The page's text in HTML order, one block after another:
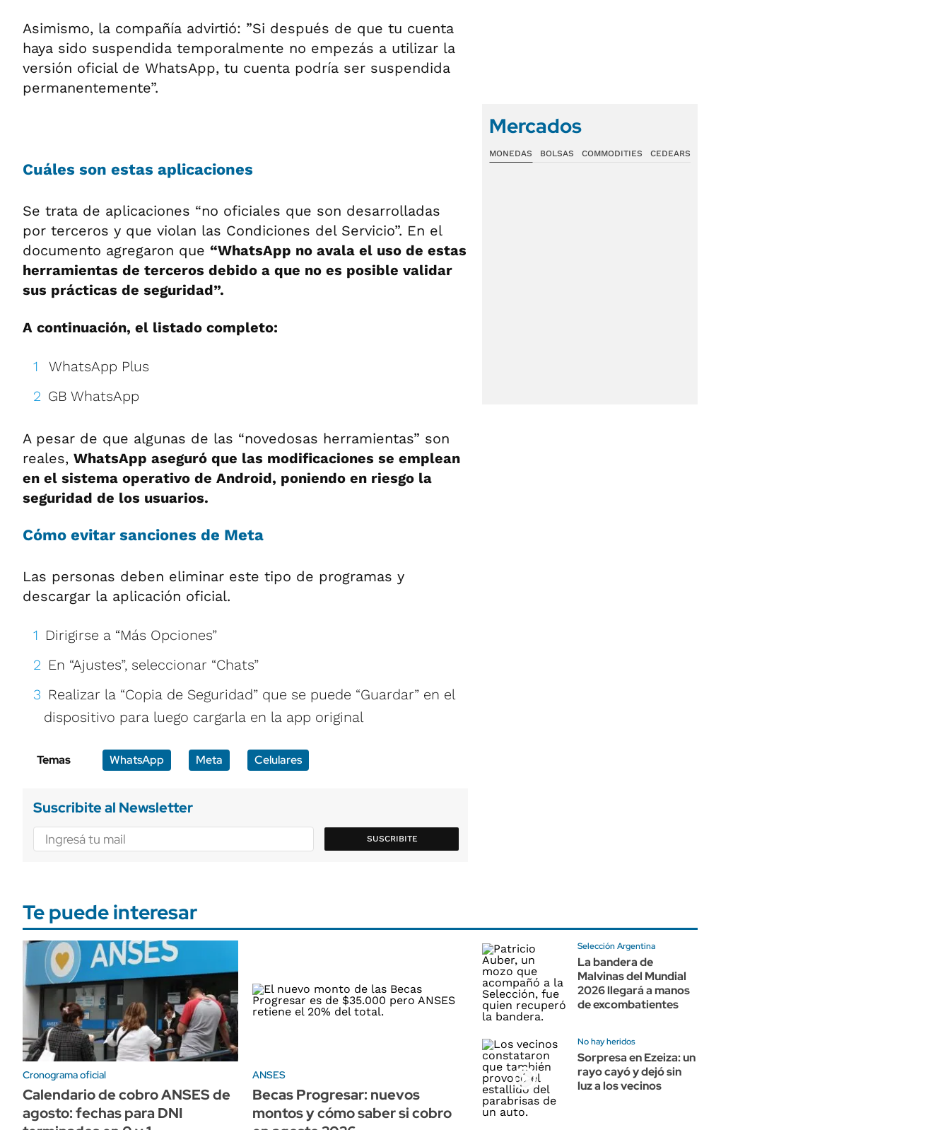
Asimismo, la compañía advirtió: ”Si después de que tu cuenta
haya sido suspendida temporalmente no empezás a utilizar la
versión oficial de WhatsApp, tu cuenta podría ser suspendida
permanentemente”.
Cuáles son estas aplicaciones
Se trata de aplicaciones “no oficiales que son desarrolladas
por terceros y que violan las Condiciones del Servicio”. En el
documento agregaron que “WhatsApp no avala el uso de estas
herramientas de terceros debido a que no es posible validar
sus prácticas de seguridad”.
A continuación, el listado completo:
WhatsApp Plus
GB WhatsApp
A pesar de que algunas de las “novedosas herramientas” son
reales, WhatsApp aseguró que las modificaciones se emplean
en el sistema operativo de Android, poniendo en riesgo la
seguridad de los usuarios.
Cómo evitar sanciones de Meta
Las personas deben eliminar este tipo de programas y
descargar la aplicación oficial.
Dirigirse a “Más Opciones”
En “Ajustes”, seleccionar “Chats”
Realizar la “Copia de Seguridad” que se puede “Guardar” en el
dispositivo para luego cargarla en la app original
Temas WhatsApp Meta Celulares
Suscribite al Newsletter
SUSCRIBITE
Mercados
MONEDAS BOLSAS COMMODITIES CEDEARS
Te puede interesar
Cronograma oficial
Calendario de cobro ANSES de
agosto: fechas para DNI
ANSES
Becas Progresar: nuevos
montos y cómo saber si cobro
Selección Argentina
La bandera de
Malvinas del Mundial
2026 llegará a manos
de excombatientes
No hay heridos
Sorpresa en Ezeiza: un
rayo cayó y dejó sin
luz a los vecinos